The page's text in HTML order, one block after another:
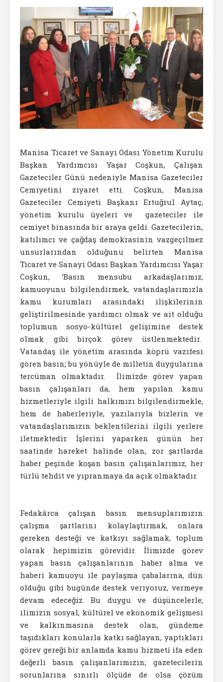
Manisa Ticaret ve Sanayi Odası Yönetim Kurulu
Başkan Yardımcısı Yaşar Coşkun, Çalışan
Gazeteciler Günü nedeniyle Manisa Gazeteciler
Cemiyetini ziyaret etti. Coşkun, Manisa
Gazeteciler Cemiyeti Başkanı Ertuğrul Aytaç,
yönetim kurulu üyeleri ve gazeteciler ile
cemiyet binasında bir araya geldi. Gazetecilerin,
katılımcı ve çağdaş demokrasinin vazgeçilmez
unsurlarından olduğunu belirten Manisa
Ticaret ve Sanayi Odası Başkan Yardımcısı Yaşar
Coşkun, ‘Basın mensubu arkadaşlarımız,
kamuoyunu bilgilendirmek, vatandaşlarımızla
kamu kurumları arasındaki ilişkilerinin
geliştirilmesinde yardımcı olmak ve ait olduğu
toplumun sosyo-kültürel gelişimine destek
olmak gibi birçok görev üstlenmektedir.
Vatandaş ile yönetim arasında köprü vazifesi
gören basın; bu yönüyle de milletin duygularına
tercüman olmaktadır. İlimizde görev yapan
basın çalışanları da, hem yapılan kamu
hizmetleriyle ilgili halkımızı bilgilendirmekle,
hem de haberleriyle, yazılarıyla bizlerin ve
vatandaşlarımızın beklentilerini ilgili yerlere
iletmektedir. İşlerini yaparken günün her
saatinde hareket halinde olan, zor şartlarda
haber peşinde koşan basın çalışanlarımız, her
türlü tehdit ve yıpranmaya da açık olmaktadır.
Fedakârca çalışan basın mensuplarımızın
çalışma şartlarını kolaylaştırmak, onlara
gereken desteği ve katkıyı sağlamak, toplum
olarak hepimizin görevidir. İlimizde görev
yapan basın çalışanlarının haber alma ve
haberi kamuoyu ile paylaşma çabalarına, dün
olduğu gibi bugünde destek veriyoruz, vermeye
devam edeceğiz. Bu duygu ve düşüncelerle;
ilimizin sosyal, kültürel ve ekonomik gelişmesi
ve kalkınmasına destek olan, gündeme
taşıdıkları konularla katkı sağlayan, yaptıkları
görev gereği bir anlamda kamu hizmeti ifa eden
değerli basın çalışanlarımızın; gazetecilerin
sorunlarına sınırlı ölçüde de olsa çözüm